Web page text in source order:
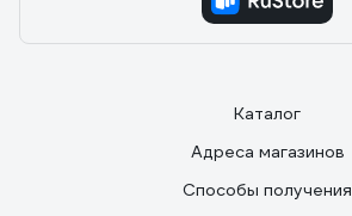
Каталог
Адреса магазинов
Способы получения